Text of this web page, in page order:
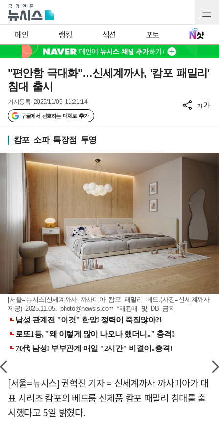
메인 랭킹 섹션 포토
"편안함 극대화"…신세계까사, '캄포 패밀리'
침대 출시
기사등록 2025/11/05 11:21:14
구글에서 선호하는 매체로 추가
가가
캄포 소파 특장점 투영
[서울=뉴시스]신세계까사 까사미아 캄포 패밀리 베드.(사진=신세계까사
제공) 2025.11.05.photo@newsis.com *재판매 및 DB 금지
[서울=뉴시스] 권혁진 기자 = 신세계까사 까사미아가 대
표 시리즈 캄포의 베드룸 신제품 캄포 패밀리 침대를 출
시했다고 5일 밝혔다.